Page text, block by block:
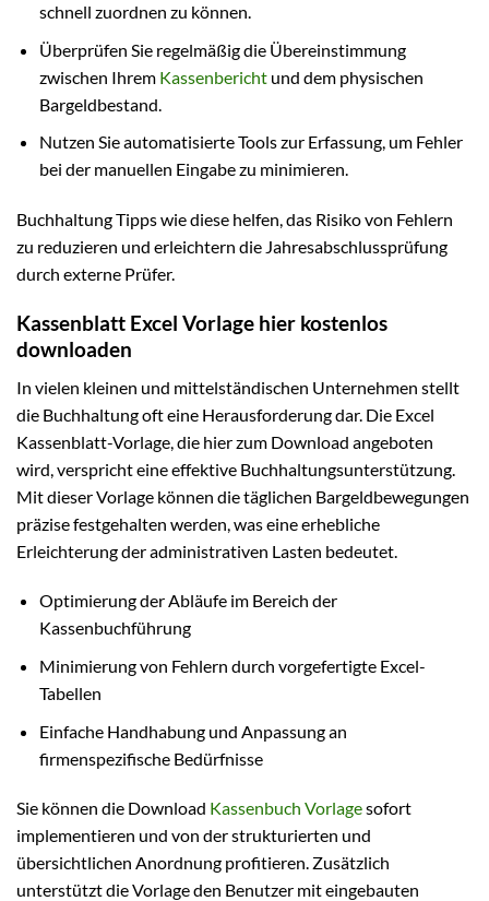
schnell zuordnen zu können.
Überprüfen Sie regelmäßig die Übereinstimmung
zwischen Ihrem Kassenberichtund dem physischen
Bargeldbestand.
Nutzen Sie automatisierte Tools zur Erfassung, um Fehler
bei der manuellen Eingabe zu minimieren.
Buchhaltung Tipps wie diese helfen, das Risiko von Fehlern
zu reduzieren und erleichtern die Jahresabschlussprüfung
durch externe Prüfer.
Kassenblatt Excel Vorlage hier kostenlos
downloaden
In vielen kleinen und mittelständischen Unternehmen stellt
die Buchhaltung oft eine Herausforderung dar. Die Excel
Kassenblatt-Vorlage, die hier zum Download angeboten
wird, verspricht eine effektive Buchhaltungsunterstützung.
Mit dieser Vorlage können die täglichen Bargeldbewegungen
präzise festgehalten werden, was eine erhebliche
Erleichterung der administrativen Lasten bedeutet.
Optimierung der Abläufe im Bereich der
Kassenbuchführung
Minimierung von Fehlern durch vorgefertigte Excel-
Tabellen
Einfache Handhabung und Anpassung an
firmenspezifische Bedürfnisse
Sie können die Download Kassenbuch Vorlagesofort
implementieren und von der strukturierten und
übersichtlichen Anordnung profitieren. Zusätzlich
unterstützt die Vorlage den Benutzer mit eingebauten